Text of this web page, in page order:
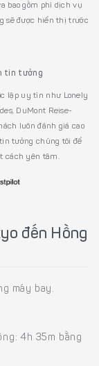
bao gồm phí dịch vụ
sẽ được hiển thị trước
tin tưởng
lập uy tín như Lonely
DuMont Reise-
luôn đánh giá cao
tưởng chúng tôi để
cách yên tâm.
đến Hồng
máy bay.
4h 35m bằng